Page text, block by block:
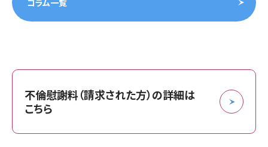
不倫慰謝料（請求された方）の詳細は
こちら